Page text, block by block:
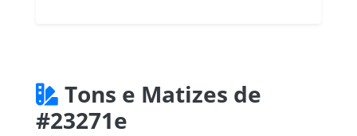
Tons e Matizes de
#23271e